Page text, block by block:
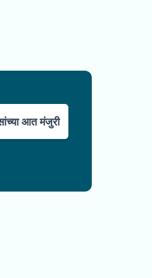
आत मंजुरी